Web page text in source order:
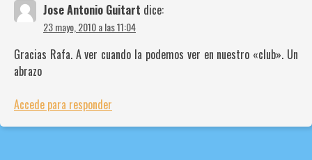
Jose Antonio Guitart dice:
23 mayo, 2010 a las 11:04
Gracias Rafa. A ver cuando la podemos ver en nuestro «club». Un
abrazo
Accede para responder